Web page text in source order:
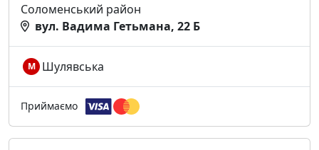
Соломенський район
вул. Вадима Гетьмана, 22 Б
М Шулявська
Приймаємо